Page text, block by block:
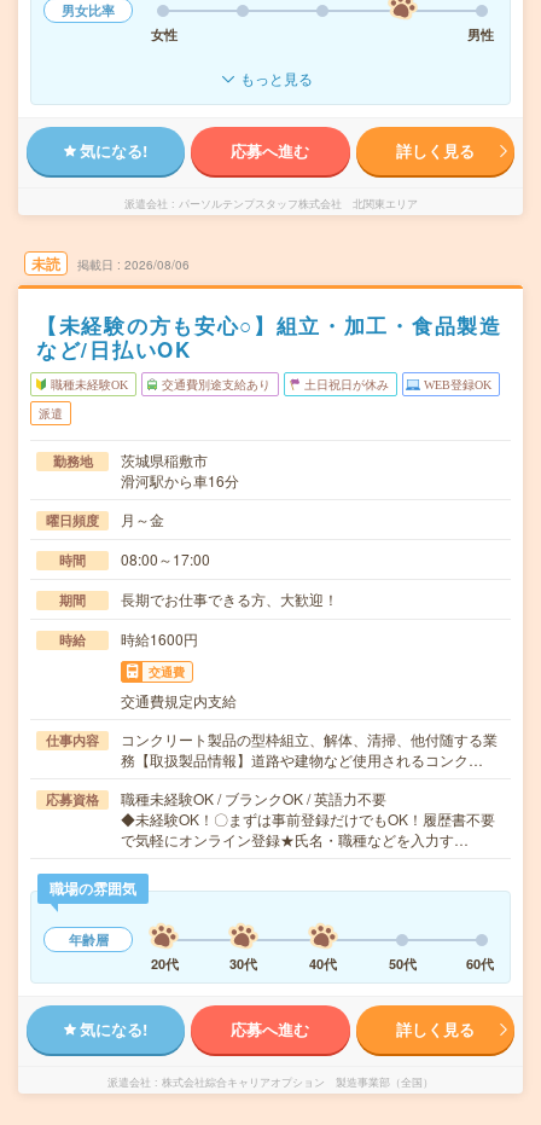
男女比率
女性
男性
もっと見る
気になる! 応募へ進む 詳しく見る
派遣会社 パーソルテンプスタッフ株式会社 北関東エリア
未読 掲載日 2026/08/06
【未経験の方も安心○】組立・加工・食品製造
など/日払いOK
職種未経験OK 交通費別途支給あり 土日祝日が休み WEB登録OK
派遣
勤務地
茨城県稲敷市
滑河駅から車16分
曜日頻度 月～金
時間 08:00～17:00
期間 長期でお仕事できる方、大歓迎！
時給 時給1600円
交通費
交通費規定内支給
仕事内容
コンクリート製品の型枠組立、解体、清掃、他付随する業
務【取扱製品情報】道路や建物など使用されるコンク…
応募資格
職種未経験OK / ブランクOK / 英語力不要
◆未経験OK！〇まずは事前登録だけでもOK！履歴書不要
で気軽にオンライン登録★氏名・職種などを入力す…
職場の雰囲気
年齢層
20代
30代 40代 50代 60代
気になる! 応募へ進む 詳しく見る
派遣会社 株式会社綜合キャリアオプション 製造事業部（全国）